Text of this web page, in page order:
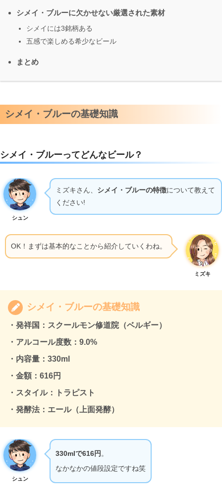
シメイ・ブルーに欠かせない厳選された素材
シメイには3銘柄ある
五感で楽しめる希少なビール
まとめ
シメイ・ブルーの基礎知識
シメイ・ブルーってどんなビール？
シュン
ミズキさん、 シメイ・ブルーの特徴について教えて
ください!
OK！まずは基本的なことから紹介していくわね。
ミズキ
シメイ・ブルーの基礎知識
・発祥国： スクールモン修道院（ベルギー）
・アルコール度数：9.0%
・内容量：330ml
・金額：616円
・スタイル：トラピスト
・発酵法：エール（上面発酵）
シュン
330mlで616円 。
なかなかの値段設定ですね笑